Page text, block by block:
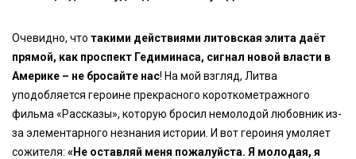
Очевидно, что такими действиями литовская элита даёт
прямой, как проспект Гедиминаса, сигнал новой власти в
Америке – не бросайте нас! На мой взгляд, Литва
уподобляется героине прекрасного короткометражного
фильма «Рассказы», которую бросил немолодой любовник из-
за элементарного незнания истории. И вот героиня умоляет
сожителя: «Не оставляй меня пожалуйста. Я молодая, я